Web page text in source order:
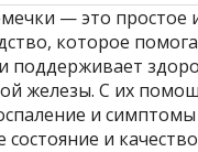
— это простое
которое
поддерживает
железы. С их
и симптомы
состояние и